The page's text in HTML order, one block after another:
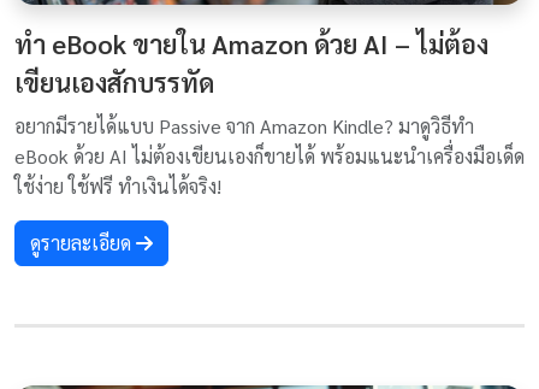
ทำ eBook ขายใน Amazon ด้วย AI – ไม่ต้อง
เขียนเองสักบรรทัด
อยากมีรายได้แบบ Passive จาก Amazon Kindle? มาดูวิธีทำ
eBook ด้วย AI ไม่ต้องเขียนเองก็ขายได้ พร้อมแนะนำเครื่องมือเด็ด
ใช้ง่าย ใช้ฟรี ทำเงินได้จริง!
ดูรายละเอียด